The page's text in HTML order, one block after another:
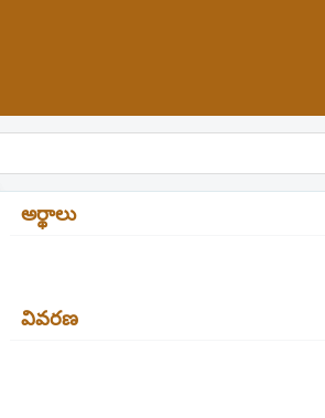
అర్థాలు
వివరణ